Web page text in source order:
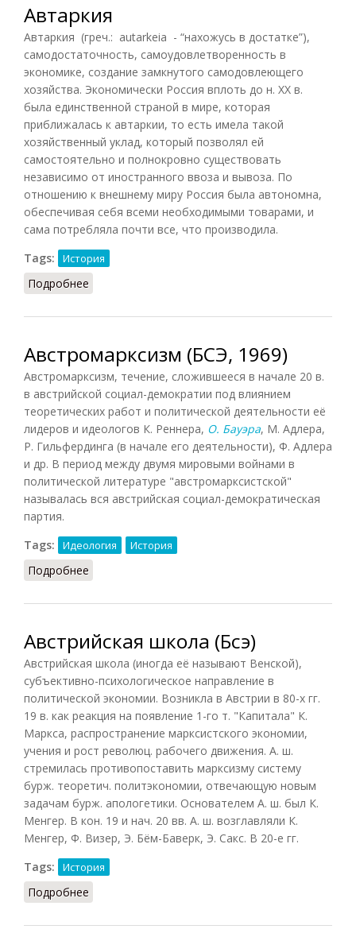
Автаркия
Автаркия (греч.: autarkeia - “нахожусь в достатке”),
самодостаточность, самоудовлетворенность в
экономике, создание замкнутого самодовлеющего
хозяйства. Экономически Россия вплоть до н. XX в.
была единственной страной в мире, которая
приближалась к автаркии, то есть имела такой
хозяйственный уклад, который позволял ей
самостоятельно и полнокровно существовать
независимо от иностранного ввоза и вывоза. По
отношению к внешнему миру Россия была автономна,
обеспечивая себя всеми необходимыми товарами, и
сама потребляла почти все, что производила.
Tags:
История
Подробнее
Австромарксизм (БСЭ, 1969)
Австромарксизм, течение, сложившееся в начале 20 в.
в австрийской социал-демократии под влиянием
теоретических работ и политической деятельности её
лидеров и идеологов К. Реннера, О. Бауэра, М. Адлера,
Р. Гильфердинга (в начале его деятельности), Ф. Адлера
и др. В период между двумя мировыми войнами в
политической литературе "австромарксистской"
называлась вся австрийская социал-демократическая
партия.
Tags:
Идеология История
Подробнее
Австрийская школа (Бсэ)
Австрийская школа (иногда её называют Венской),
субъективно-психологическое направление в
политической экономии. Возникла в Австрии в 80-х гг.
19 в. как реакция на появление 1-го т. "Капитала" К.
Маркса, распространение марксистского экономии,
учения и рост революц. рабочего движения. А. ш.
стремилась противопоставить марксизму систему
бурж. теоретич. политэкономии, отвечающую новым
задачам бурж. апологетики. Основателем А. ш. был К.
Менгер. В кон. 19 и нач. 20 вв. А. ш. возглавляли К.
Менгер, Ф. Визер, Э. Бём-Баверк, Э. Сакс. В 20-е гг.
Tags:
История
Подробнее